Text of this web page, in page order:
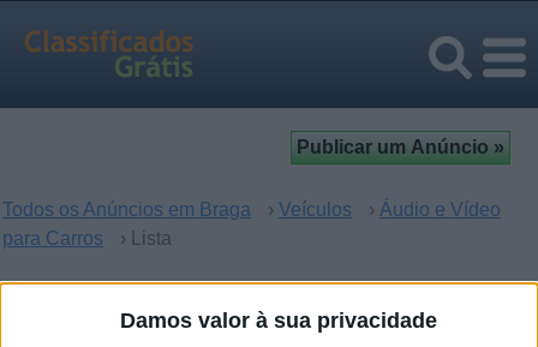
Damos valor à sua privacidade
Todos os Anúncios em Braga › Veículos › Áudio e Vídeo
para Carros
› Lista
Áudio e Vídeo para Carros em